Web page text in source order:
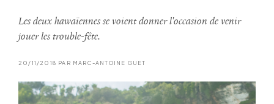
Les deux hawaïennes se voient donner l'occasion de venir
jouer les trouble-fête.
20/11/2018 PAR MARC-ANTOINE GUET